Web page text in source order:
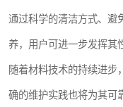
通过科学的清洁方式、避
养，用户可进一步发挥其
随着材料技术的持续进步
确的维护实践也将为其可